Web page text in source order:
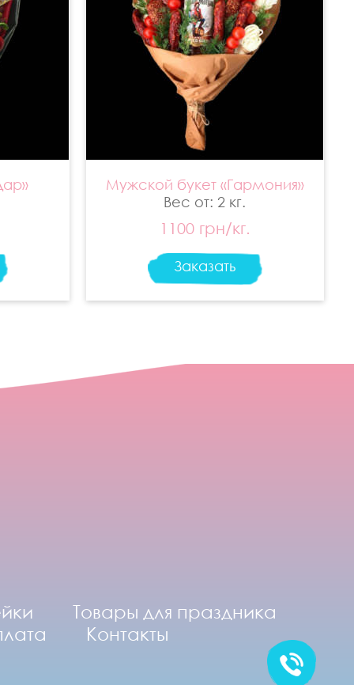
Мужской букет «Гармония»
Вес от: 2 кг.
1100 грн/кг.
Заказать
Товары для праздника
Контакты